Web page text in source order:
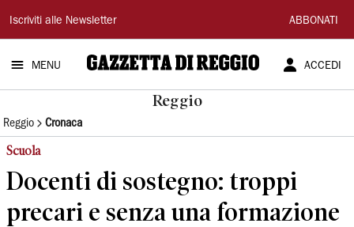
Gazzetta
di
Reggio
Iscriviti alle Newsletter ABBONATI
MENU ACCEDI
Reggio
Reggio Cronaca
Scuola
Docenti di sostegno: troppi
precari e senza una formazione